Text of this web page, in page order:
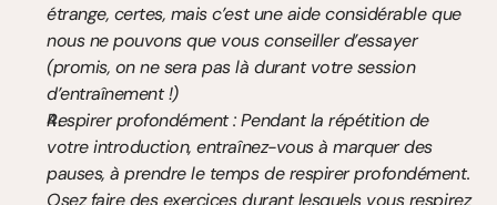
étrange, certes, mais c’est une aide considérable que
nous ne pouvons que vous conseiller d’essayer
(promis, on ne sera pas là durant votre session
d’entraînement !)
Respirer profondément : Pendant la répétition de
votre introduction, entraînez-vous à marquer des
pauses, à prendre le temps de respirer profondément.
Osez faire des exercices durant lesquels vous respirez